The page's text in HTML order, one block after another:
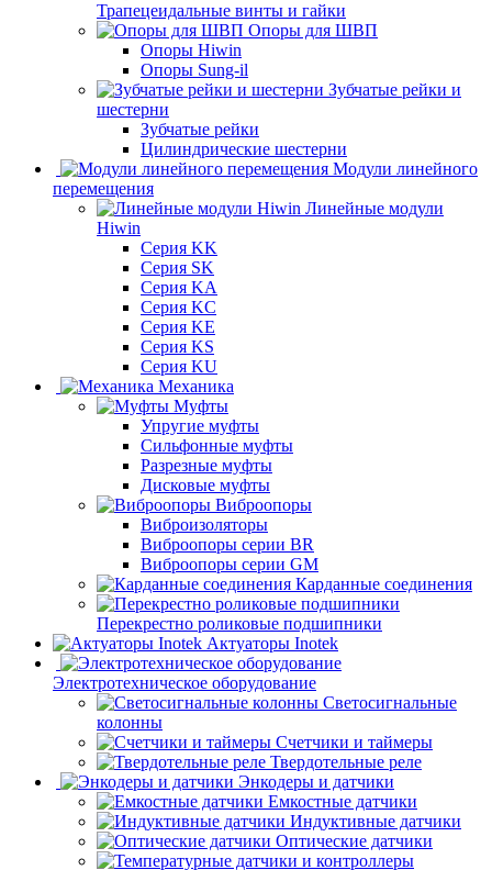
Трапецеидальные винты и гайки
Опоры для ШВП
Опоры Hiwin
Опоры Sung-il
Зубчатые рейки и
шестерни
Зубчатые рейки
Цилиндрические шестерни
Модули линейного
перемещения
Линейные модули
Hiwin
Серия KK
Серия SK
Серия KA
Серия KC
Серия KE
Серия KS
Серия KU
Механика
Муфты
Упругие муфты
Сильфонные муфты
Разрезные муфты
Дисковые муфты
Виброопоры
Виброизоляторы
Виброопоры серии BR
Виброопоры серии GM
Карданные соединения
Перекрестно роликовые подшипники
Актуаторы Inotek
Электротехническое оборудование
Светосигнальные
колонны
Счетчики и таймеры
Твердотельные реле
Энкодеры и датчики
Емкостные датчики
Индуктивные датчики
Оптические датчики